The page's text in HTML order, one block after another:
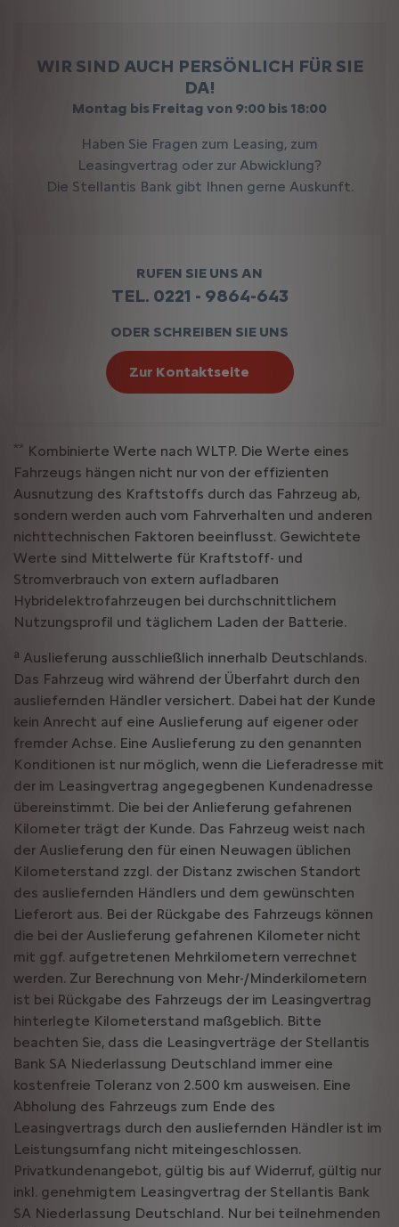
WIR SIND AUCH PERSÖNLICH FÜR SIE
DA!
Montag bis Freitag von 9:00 bis 18:00
Haben Sie Fragen zum Leasing, zum
Leasingvertrag oder zur Abwicklung?
Die Stellantis Bank gibt Ihnen gerne Auskunft.
RUFEN SIE UNS AN
TEL. 0221 - 9864-643
ODER SCHREIBEN SIE UNS
Zur Kontaktseite
** Kombinierte Werte nach WLTP. Die Werte eines
Fahrzeugs hängen nicht nur von der effizienten
Ausnutzung des Kraftstoffs durch das Fahrzeug ab,
sondern werden auch vom Fahrverhalten und anderen
nichttechnischen Faktoren beeinflusst. Gewichtete
Werte sind Mittelwerte für Kraftstoff- und
Stromverbrauch von extern aufladbaren
Hybridelektrofahrzeugen bei durchschnittlichem
Nutzungsprofil und täglichem Laden der Batterie.
a Auslieferung ausschließlich innerhalb Deutschlands.
Das Fahrzeug wird während der Überfahrt durch den
ausliefernden Händler versichert. Dabei hat der Kunde
kein Anrecht auf eine Auslieferung auf eigener oder
fremder Achse. Eine Auslieferung zu den genannten
Konditionen ist nur möglich, wenn die Lieferadresse mit
der im Leasingvertrag angegegbenen Kundenadresse
übereinstimmt. Die bei der Anlieferung gefahrenen
Kilometer trägt der Kunde. Das Fahrzeug weist nach
der Auslieferung den für einen Neuwagen üblichen
Kilometerstand zzgl. der Distanz zwischen Standort
des ausliefernden Händlers und dem gewünschten
Lieferort aus. Bei der Rückgabe des Fahrzeugs können
die bei der Auslieferung gefahrenen Kilometer nicht
mit ggf. aufgetretenen Mehrkilometern verrechnet
werden. Zur Berechnung von Mehr-/Minderkilometern
ist bei Rückgabe des Fahrzeugs der im Leasingvertrag
hinterlegte Kilometerstand maßgeblich. Bitte
beachten Sie, dass die Leasingverträge der Stellantis
Bank SA Niederlassung Deutschland immer eine
kostenfreie Toleranz von 2.500 km ausweisen. Eine
Abholung des Fahrzeugs zum Ende des
Leasingvertrags durch den ausliefernden Händler ist im
Leistungsumfang nicht miteingeschlossen.
Privatkundenangebot, gültig bis auf Widerruf, gültig nur
inkl. genehmigtem Leasingvertrag der Stellantis Bank
SA Niederlassung Deutschland. Nur bei teilnehmenden